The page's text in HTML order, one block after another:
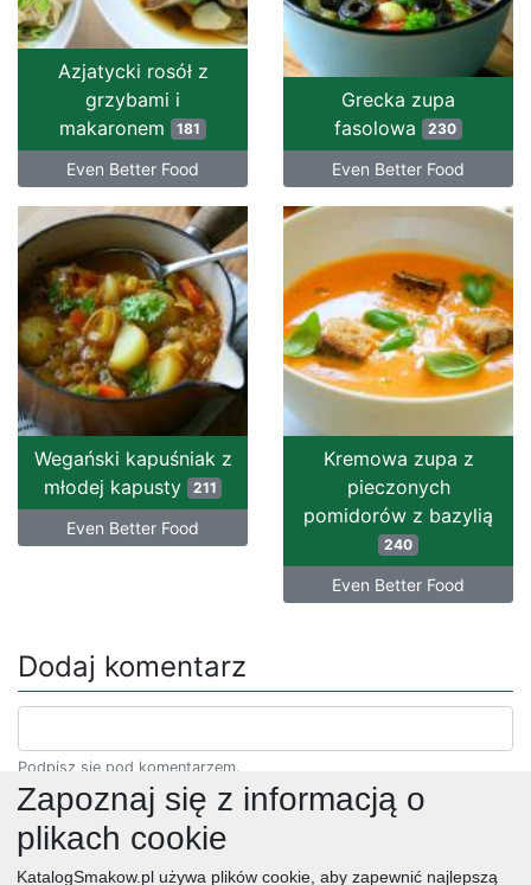
Azjatycki rosół z
grzybami i
makaronem 181
Even Better Food
Grecka zupa
fasolowa 230
Even Better Food
Wegański kapuśniak z
młodej kapusty
211
Even Better Food
Kremowa zupa z
pieczonych
pomidorów z bazylią
240
Even Better Food
Dodaj komentarz
Podpisz się pod komentarzem.
Zapoznaj się z informacją o
plikach cookie
KatalogSmakow.pl używa plików cookie, aby zapewnić najlepszą